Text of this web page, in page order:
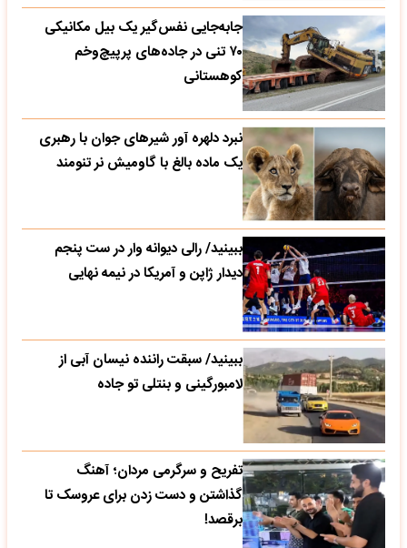
جابه‌جایی نفس‌گیر یک بیل مکانیکی
۷۰ تنی در جاده‌های پرپیچ‌وخم
کوهستانی
نبرد دلهره آور شیرهای جوان با رهبری
یک ماده بالغ با گاومیش نر تنومند
ببینید/ رالی دیوانه وار در ست پنجم
دیدار ژاپن و آمریکا در نیمه نهایی
ببینید/ سبقت راننده نیسان آبی از
لامبورگینی و بنتلی تو جاده
تفریح و سرگرمی مردان؛ آهنگ
گذاشتن و دست زدن برای عروسک تا
برقصد!